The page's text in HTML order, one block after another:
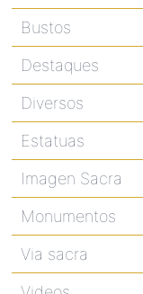
Bustos
Destaques
Diversos
Estatuas
Imagen Sacra
Monumentos
Via sacra